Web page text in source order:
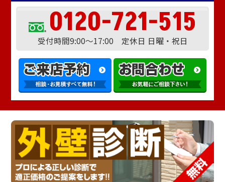
0120-721-515
受付時間9:00～17:00 定休日 日曜・祝日